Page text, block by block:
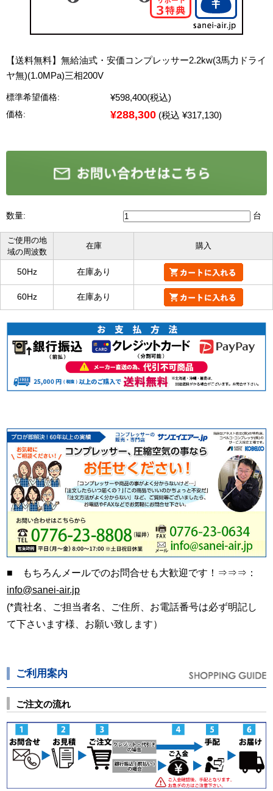
【送料無料】無給油式・安価コンプレッサー2.2kw(3馬力ドライ
ヤ無)(1.0MPa)三相200V
標準希望価格: ¥598,400(税込)
価格: ¥288,300 (税込 ¥317,130)
数量: 台
ご使用の地
域の周波数
在庫 購入
50Hz 在庫あり
60Hz 在庫あり
■ もちろんメールでのお問合せも大歓迎です！⇒⇒⇒：
info@sanei-air.jp
(*貴社名、ご担当者名、ご住所、お電話番号は必ず明記し
て下さいます様、お願い致します）
ご利用案内
ご注文の流れ